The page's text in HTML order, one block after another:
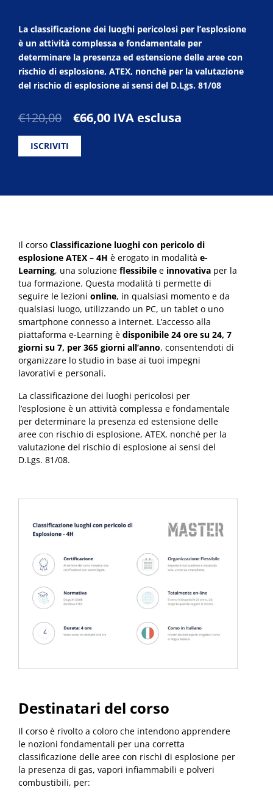
La classificazione dei luoghi pericolosi per l’esplosione
è un attività complessa e fondamentale per
determinare la presenza ed estensione delle aree con
rischio di esplosione, ATEX, nonché per la valutazione
del rischio di esplosione ai sensi del D.Lgs. 81/08
€120,00
Il
era:
€66,00IlIVA esclusa
ISCRIVITI
Il corso Classificazione luoghi con pericolo di
esplosione ATEX – 4H è erogato in modalità e-
Learning, una soluzione flessibile e innovativa per la
tua formazione. Questa modalità ti permette di
seguire le lezioni online, in qualsiasi momento e da
qualsiasi luogo, utilizzando un PC, un tablet o uno
smartphone connesso a internet. L’accesso alla
piattaforma e-Learning è disponibile 24 ore su 24, 7
giorni su 7, per 365 giorni all’anno, consentendoti di
organizzare lo studio in base ai tuoi impegni
lavorativi e personali.
La classificazione dei luoghi pericolosi per
l’esplosione è un attività complessa e fondamentale
per determinare la presenza ed estensione delle
aree con rischio di esplosione, ATEX, nonché per la
valutazione del rischio di esplosione ai sensi del
D.Lgs. 81/08.
Destinatari del corso
Il corso è rivolto a coloro che intendono apprendere
le nozioni fondamentali per una corretta
classificazione delle aree con rischi di esplosione per
la presenza di gas, vapori infiammabili e polveri
combustibili, per: